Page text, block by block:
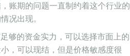
账期的问题一直制约着这个行业的
况出现。
够的资金实力，可以选择市面上的
，可以现结，但是价格敏感度很